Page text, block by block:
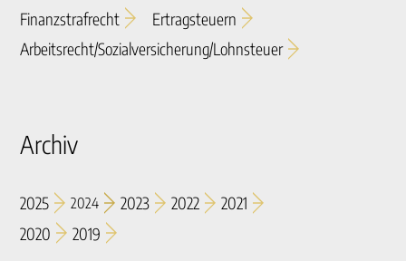
Finanzstrafrecht
Ertragsteuern
Arbeitsrecht/sozialversicherung/lohnsteuer
Archiv
2025 2024 2023 2022
2021
2020
2019